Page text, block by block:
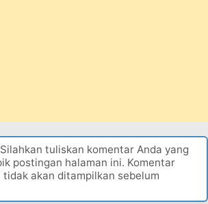
Silahkan tuliskan komentar Anda yang
postingan halaman ini. Komentar
akan ditampilkan sebelum